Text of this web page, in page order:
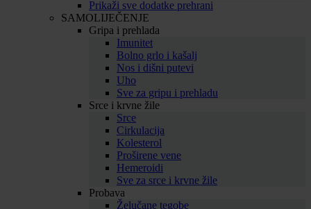
Prikaži sve dodatke prehrani
SAMOLIJEČENJE
Gripa i prehlada
Imunitet
Bolno grlo i kašalj
Nos i dišni putevi
Uho
Sve za gripu i prehladu
Srce i krvne žile
Srce
Cirkulacija
Kolesterol
Proširene vene
Hemeroidi
Sve za srce i krvne žile
Probava
Želučane tegobe